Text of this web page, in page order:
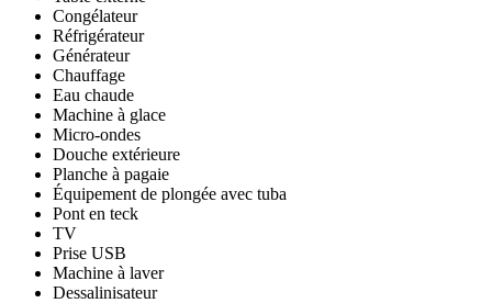
Congélateur
Réfrigérateur
Générateur
Chauffage
Eau chaude
Machine à glace
Micro-ondes
Douche extérieure
Planche à pagaie
Équipement de plongée avec tuba
Pont en teck
TV
Prise USB
Machine à laver
Dessalinisateur